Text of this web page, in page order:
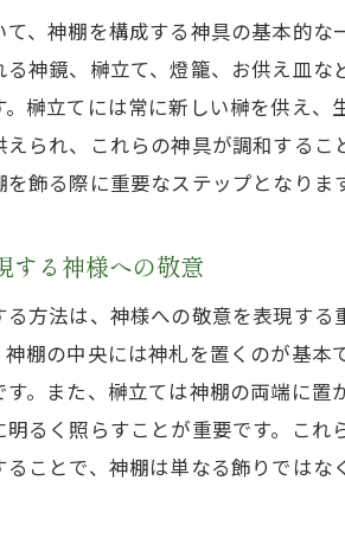
、神棚を構成する神具の基本的
神鏡、榊立て、燈籠、お供え皿
榊立てには常に新しい榊を供え
られ、これらの神具が調和する
飾る際に重要なステップとなります
する神様への敬意
方法は、神様への敬意を表現す
神棚の中央には神札を置くのが基
。また、榊立ては神棚の両端に
るく照らすことが重要です。こ
ことで、神棚は単なる飾りではな